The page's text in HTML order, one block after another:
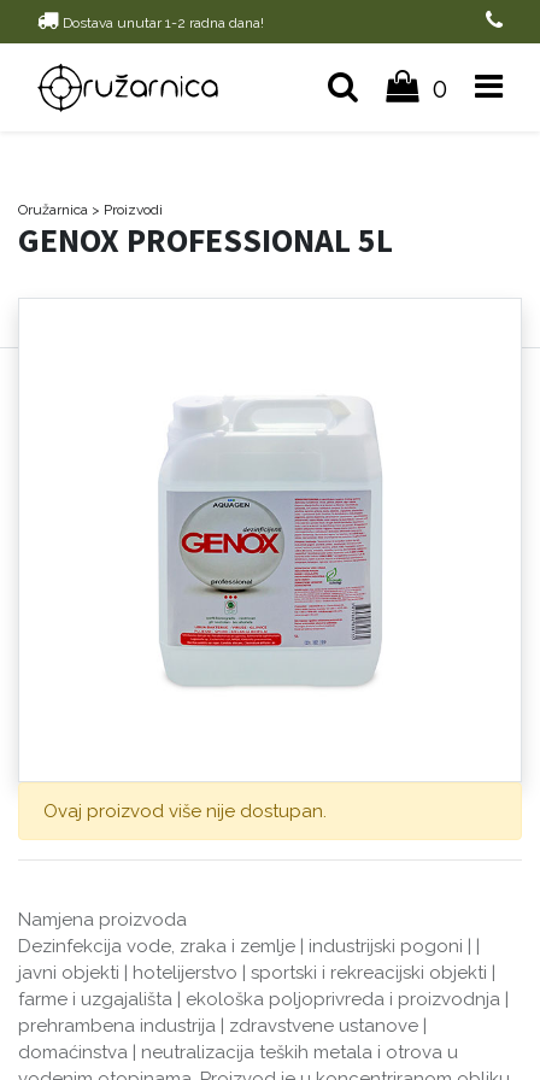
Dostava unutar 1-2 radna dana!
0
Oružarnica > Proizvodi
GENOX PROFESSIONAL 5L
Ovaj proizvod više nije dostupan.
Namjena proizvoda
Dezinfekcija vode, zraka i zemlje | industrijski pogoni | |
javni objekti | hotelijerstvo | sportski i rekreacijski objekti |
farme i uzgajališta | ekološka poljoprivreda i proizvodnja |
prehrambena industrija | zdravstvene ustanove |
domaćinstva | neutralizacija teških metala i otrova u